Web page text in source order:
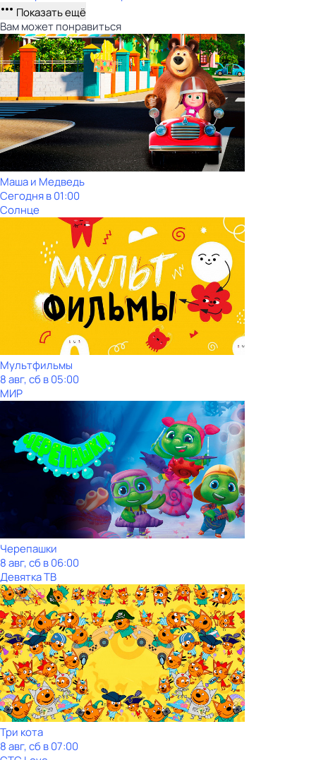
Показать ещё
Вам может понравиться
Маша и Медведь
Сегодня в 01:00
Солнце
Мультфильмы
8 авг, сб в 05:00
МИР
Черепашки
8 авг, сб в 06:00
Девятка ТВ
Три кота
8 авг, сб в 07:00